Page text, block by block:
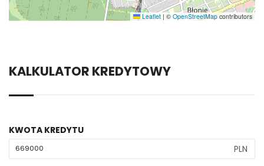
Leaflet | © OpenStreetMap contributors
KALKULATOR KREDYTOWY
KWOTA KREDYTU
PLN